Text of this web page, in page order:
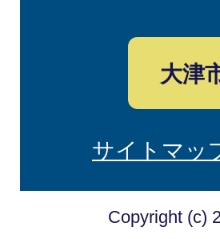
大津
サイトマッ
Copyright (c)